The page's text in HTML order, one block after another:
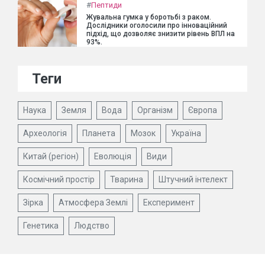
#Пептиди
Жувальна гумка у боротьбі з раком.
Дослідники оголосили про інноваційний
підхід, що дозволяє знизити рівень ВПЛ на
93%.
Теги
Наука Земля Вода Організм Європа
Археологія Планета Мозок Україна
Китай (регіон) Еволюція Види
Космічний простір Тварина Штучний інтелект
Зірка Атмосфера Землі Експеримент
Генетика Людство